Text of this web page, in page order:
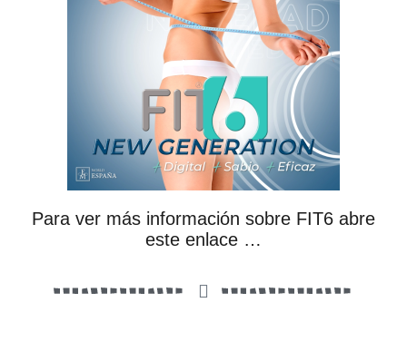
Para ver más información sobre FIT6 abre
este enlace …